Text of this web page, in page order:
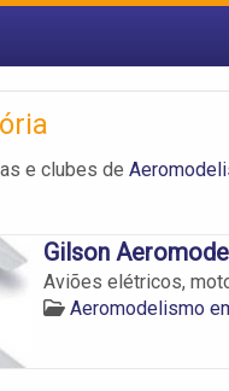
e clubes de
Gilson
Aviões elétricos,
Aeromodelismo